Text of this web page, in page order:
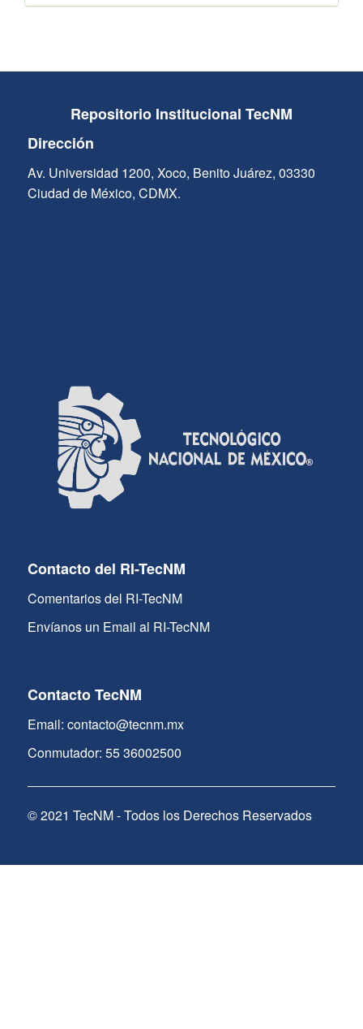
Repositorio Institucional TecNM
Dirección
Av. Universidad 1200, Xoco, Benito Juárez, 03330
Ciudad de México, CDMX.
Contacto del RI-TecNM
Comentarios del RI-TecNM
Envíanos un Email al RI-TecNM
Contacto TecNM
Email: contacto@tecnm.mx
Conmutador: 55 36002500
© 2021 TecNM - Todos los Derechos Reservados